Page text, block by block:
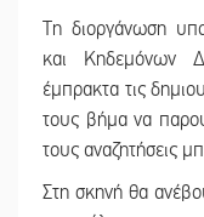
Τη διοργάνωση
και Κηδεμόνων
έμπρακτα τις
τους βήμα να
τους αναζητήσεις
Στη σκηνή θα